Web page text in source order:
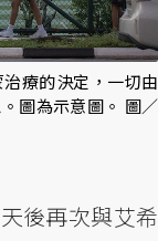
療的決定，一切由
圖為示意圖。 圖／
後再次與艾希